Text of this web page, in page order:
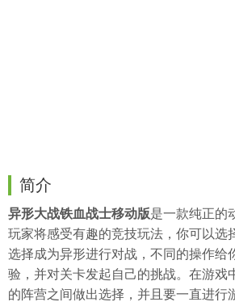
简介
异形大战铁血战士移动版是一款纯正的
玩家将感受有趣的竞技玩法，你可以选
选择成为异形进行对战，不同的操作给
验，并对关卡发起自己的挑战。在游戏
的阵营之间做出选择，并且要一直进行